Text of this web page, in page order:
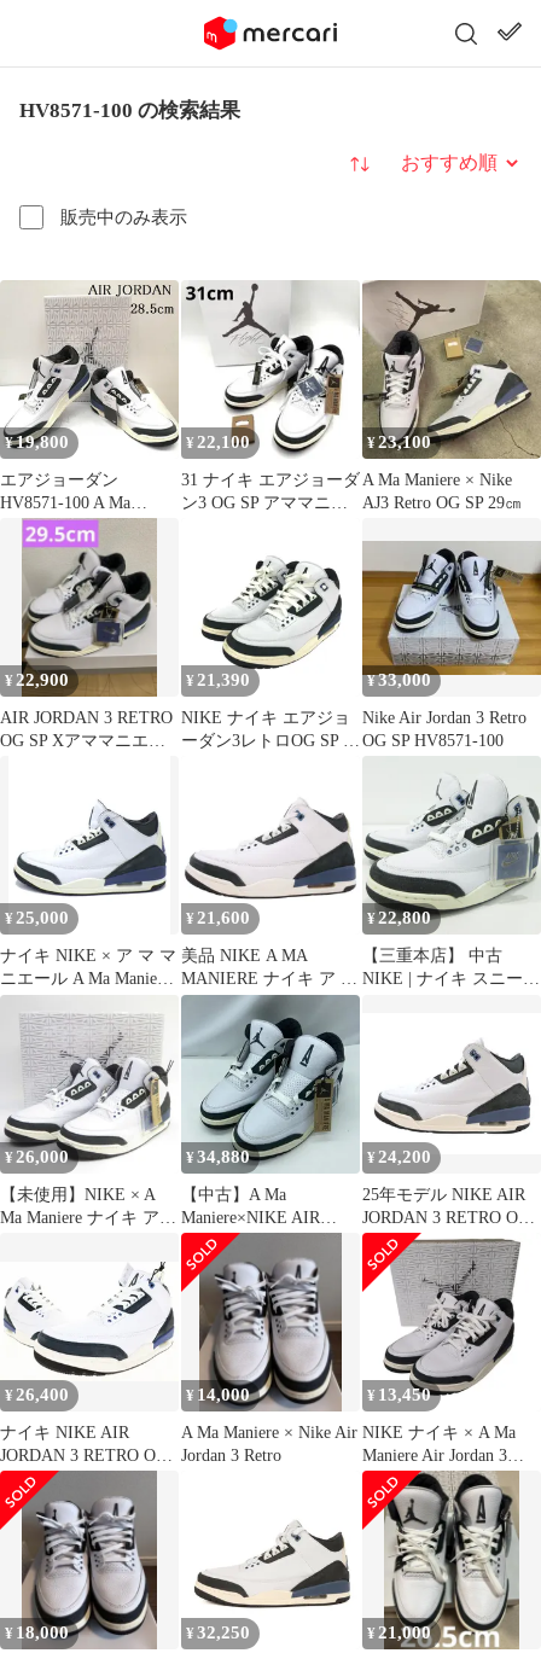
HV8571-100 の検索結果
販売中のみ表示
並び替え
¥19,800
エアジョーダン
HV8571-100 A Ma
Maniere Air Jordan 3
Retro OG SP For The
Love アママニエール
エアジョーダン3 メン
ズ 28.5cm
ISItems【USED】【古
着】【中古】50164973
¥ 22,100
31 ナイキ エアジョーダ
ン3 OG SP アママニエ
¥23,100
A Ma Maniere × Nike
AJ3 Retro OG SP 29㎝
¥ 22,900
AIR JORDAN 3 RETRO
OG SP Xアママニエー
¥ 21,390
NIKE ナイキ エアジョ
ーダン3レトロOG SP 表
¥33,000
Nike Air Jordan 3 Retro
OG SP HV8571-100
¥ 25,000
ナイキ NIKE × ア マ マ
ニエール A Ma Maniere
【 AIR JORDAN 3
RETRO OG SP HV8571
100 】 エアジョーダン
3 スニーカー 51896
¥ 21,600
美品 NIKE A MA
MANIERE ナイキ ア マ
マニエール AIR
JORDAN 3 RETRO OG
SP HV8571-100 スニー
カー シューズ 28.0 ホ
ワイト ブルー メンズ
古着 中古 USED
¥22,800
【三重本店】 中古
NIKE | ナイキ スニーカ
HV8571-100 ア マ マニ
エール ブルー サイズ：
26.5cm 【126】
¥26,000
【未使用】NIKE × A
Ma Maniere ナイキ アマ
JORDAN 3 RETRO OG
SP エア ジョーダン
HV8571-100
US11.5/29.5cm 箱有
¥34,880
【中古】A Ma
Maniere×NIKE AIR
JORDAN 3 RETRO OG
SP For The Love サイズ
28cm HV8571-100 ナイ
キ ホワイト[79]
¥ 24,200
25年モデル NIKE AIR
JORDAN 3 RETRO OG
SP ア マ マニエール
HV8571-100 28.0cm ホ
ワイト/ネイビー ナイキ
エアジョーダン 1 タグ
付/未使用▲★(151)
¥ 26,400
ナイキ NIKE AIR
JORDAN 3 RETRO OG
SP FOR THE LOVE
2025 28.5cm A MA
MANIERE WHITE
HV8571-100 AJ3 エア
ジョーダン III アママ
ニエール 【中古】
▲■260515
¥ 14,000
A Ma Maniere × Nike Air
Jordan 3 Retro
¥ 13,450
NIKE ナイキ × A Ma
Maniere Air Jordan 3
Retro OG SP For The
Love ハイカット スニ
ーカー HV8571-100
US11 29cm ホワイト メ
ンズ
¥ 18,000 ¥ 32,250 ¥ 21,000